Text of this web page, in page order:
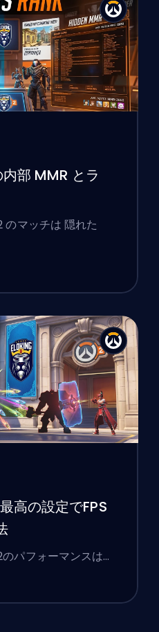
部 MMR とラ
マッチは 隠れた
高の設定でFPS
パフォーマンスは…